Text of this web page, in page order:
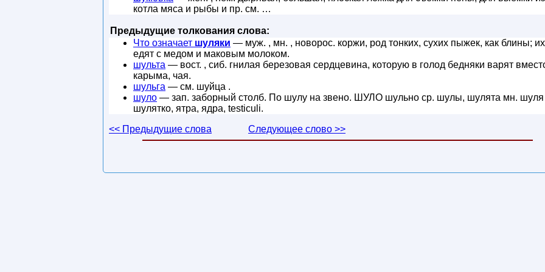
котла мяса и рыбы и пр. см. …
Предыдущие толкования слова:
Что означает шуляки — муж. , мн. , новорос. коржи, род тонких, сухих пыжек, как блины; их
едят с медом и маковым молоком.
шульта — вост. , сиб. гнилая березовая сердцевина, которую в голод бедняки варят
карыма, чая.
шульга — см. шуйца .
шуло — зап. заборный столб. По шулу на звено. ШУЛО шульно ср. шулы, шулята мн. шуля
шулятко, ятра, ядра, testiculi.
<< Предыдущие слова
Следующее слово >>